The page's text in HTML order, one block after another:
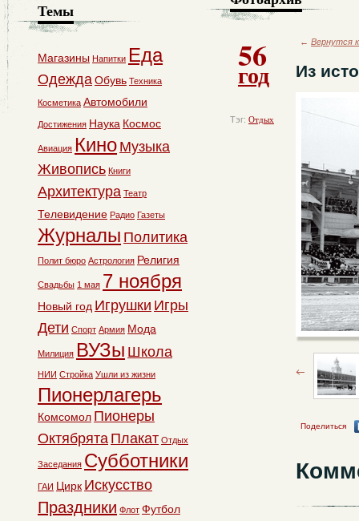
56
год
Тэг: Отдых
← Вернутся
Из
Поделиться
Темы
Магазины Напитки Еда
ОдеждаОбувь Техника
Косметика Автомобили
Достижения Наука Космос
Авиация Кино Музыка
Живопись Книги
Архитектура Театр
Телевидение Радио Газеты
Журналы Политика
Полит бюро Астрология Религия
Свадьбы 1 мая 7 ноября
Новый год Игрушки Игры
Дети Спорт Армия Мода
Милиция ВУЗы Школа
НИИ Стройка Ушли из жизни
Пионерлагерь
Комсомол Пионеры
Октябрята Плакат Отдых
Заседания Субботники
ГАИ Цирк Искусство
Праздники Флот Футбол